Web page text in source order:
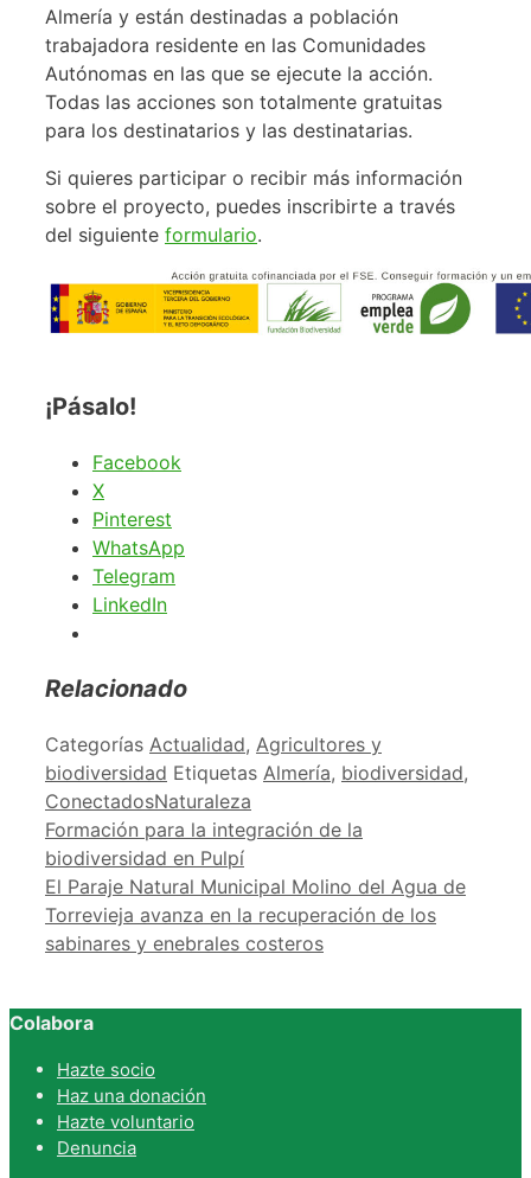
Almería y están destinadas a población
trabajadora residente en las Comunidades
Autónomas en las que se ejecute la acción.
Todas las acciones son totalmente gratuitas
para los destinatarios y las destinatarias.
Si quieres participar o recibir más información
sobre el proyecto, puedes inscribirte a través
del siguiente formulario.
¡Pásalo!
Facebook
X
Pinterest
WhatsApp
Telegram
LinkedIn
Relacionado
Categorías Actualidad, Agricultores y
biodiversidad Etiquetas Almería, biodiversidad,
ConectadosNaturaleza
Formación para la integración de la
biodiversidad en Pulpí
El Paraje Natural Municipal Molino del Agua de
Torrevieja avanza en la recuperación de los
sabinares y enebrales costeros
Colabora
Hazte socio
Haz una donación
Hazte voluntario
Denuncia